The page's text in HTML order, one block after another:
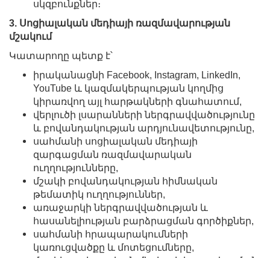
սկզբունքներ։
3. Սոցիալական մեդիայի ռազմավարության
մշակում
Կատարողը պետք է՝
իրականացնի Facebook, Instagram, LinkedIn,
YouTube և կազմակերպության կողմից
կիրառվող այլ հարթակների գնահատում,
վերլուծի լսարանների ներգրավվածությունը
և բովանդակության արդյունավետությունը,
սահմանի սոցիալական մեդիայի
զարգացման ռազմավարական
ուղղությունները,
մշակի բովանդակության հիմնական
թեմատիկ ուղղություններ,
առաջարկի ներգրավվածության և
հասանելիության բարձրացման գործիքներ,
սահմանի հրապարակումների
կառուցվածքը և մոտեցումները,